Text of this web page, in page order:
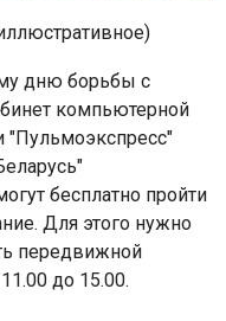
дню борьбы с
компьютерной
"Пульмоэкспресс"
бесплатно пройти
Для этого нужно
передвижной
до 15.00.